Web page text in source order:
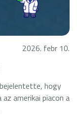
2026. febr 10.
hogy
amerikai piacon a